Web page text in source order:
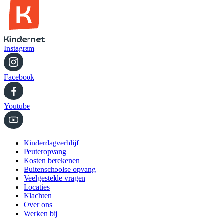
Instagram
Facebook
Youtube
Kinderdagverblijf
Peuteropvang
Kosten berekenen
Buitenschoolse opvang
Veelgestelde vragen
Locaties
Klachten
Over ons
Werken bij